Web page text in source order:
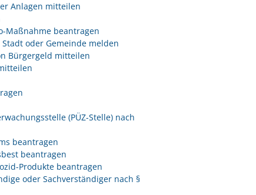
Anlagen mitteilen
Maßnahme beantragen
oder Gemeinde melden
Bürgergeld mitteilen
(PÜZ-Stelle) nach
beantragen
beantragen
Produkte beantragen
oder Sachverständiger nach §